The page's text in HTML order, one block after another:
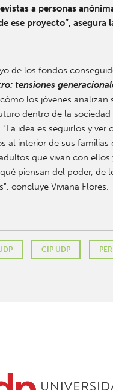
a personas
ese proyecto”, asegura
de los fondos
tensiones
los jóvenes analizan
dentro de la sociedad
idea es seguirlos y ver
al interior de sus familias
que vivan con ellos
piensan del poder, de
concluye Viviana Flores.
CIP UDP